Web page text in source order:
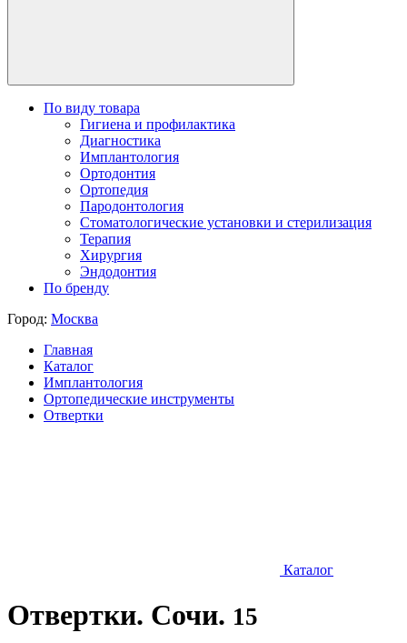
По виду товара
Гигиена и профилактика
Диагностика
Имплантология
Ортодонтия
Ортопедия
Пародонтология
Стоматологические установки и стерилизация
Терапия
Хирургия
Эндодонтия
По бренду
Город: Москва
Главная
Каталог
Имплантология
Ортопедические инструменты
Отвертки
Каталог
Отвертки. Сочи. 15